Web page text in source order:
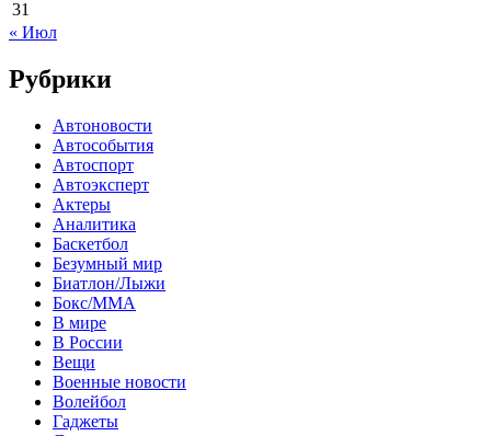
31
« Июл
Рубрики
Автоновости
Автособытия
Автоспорт
Автоэксперт
Актеры
Аналитика
Баскетбол
Безумный мир
Биатлон/Лыжи
Бокс/MMA
В мире
В России
Вещи
Военные новости
Волейбол
Гаджеты